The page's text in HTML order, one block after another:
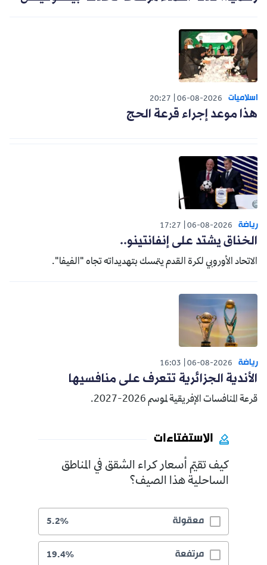
اسلاميات 06-08-2026
20:27
هذا موعد إجراء قرعة الحج
رياضة 06-08-2026
17:27
الخناق يشتد على إنفانتينو..
الاتحاد الأوروبي لكرة القدم يتمسك بتهديداته تجاه "الفيفا".
رياضة 06-08-2026
16:03
الأندية الجزائرية تتعرف على منافسيها
قرعة المنافسات الإفريقية لموسم 2026-2027.
الاستفتاءات
كيف تقيّم أسعار كراء الشقق في المناطق
الساحلية هذا الصيف؟
معقولة 5.2%
مرتفعة 19.4%